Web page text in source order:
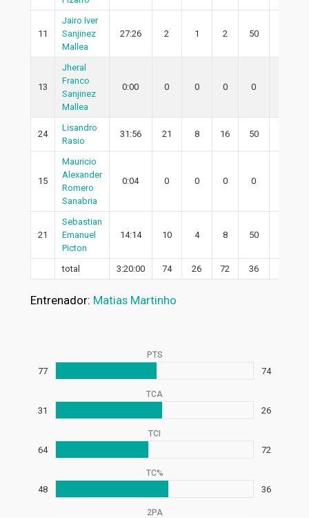
11
Jairo Iver
Sanjinez
Mallea
27:26 2 1 2 50
13
Jheral
Franco
Sanjinez
Mallea
0:00 0 0 0 0
24
Lisandro
Rasio
31:56 21 8 16 50
15
Mauricio
Alexander
Romero
Sanabria
0:04 0 0 0 0
21
Sebastian
Emanuel
Picton
14:14 10 4 8 50
total 3:20:00 74 26 72 36
Entrenador: Matias Martinho
PTS
77 74
TCA
31 26
TCI
64 72
TC%
48 36
2PA